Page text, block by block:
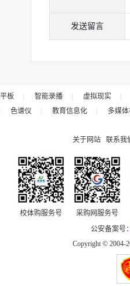
发送留言
板 智能录播 虚拟现实
色谱仪 教育信息化 多媒
关于网站 联系我
校体购服务号 采购网服务号
公安备案号：
Copyright © 2004-